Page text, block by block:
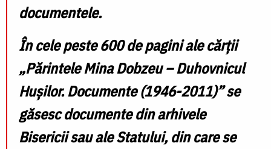
documentele.
În cele peste 600 de pagini ale cărții
„Părintele Mina Dobzeu – Duhovnicul
Hușilor. Documente (1946-2011)” se
găsesc documente din arhivele
Bisericii sau ale Statului, din carese